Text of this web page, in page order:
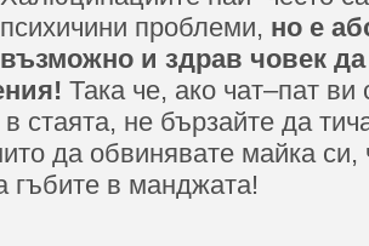
психичини проблеми, но е
възможно и здрав човек
Така че, ако чат–пат ви
стаята, не бързайте да
да обвинявате майка си,
гъбите в манджата!